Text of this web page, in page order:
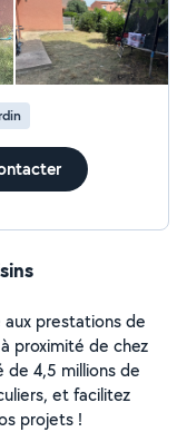
prestations de
proximité de chez
de 4,5 millions de
et facilitez
projets !